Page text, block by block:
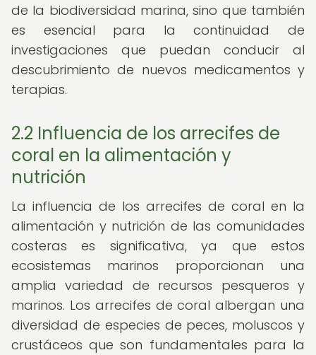
de la biodiversidad marina, sino que también
es esencial para la continuidad de
investigaciones que puedan conducir al
descubrimiento de nuevos medicamentos y
terapias.
2.2 Influencia de los arrecifes de
coral en la alimentación y
nutrición
La influencia de los arrecifes de coral en la
alimentación y nutrición de las comunidades
costeras es significativa, ya que estos
ecosistemas marinos proporcionan una
amplia variedad de recursos pesqueros y
marinos. Los arrecifes de coral albergan una
diversidad de especies de peces, moluscos y
crustáceos que son fundamentales para la